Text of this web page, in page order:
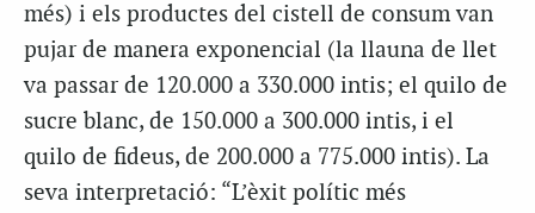
més) i els productes del cistell de consum van
pujar de manera exponencial (la llauna de llet
va passar de 120.000 a 330.000 intis; el quilo de
sucre blanc, de 150.000 a 300.000 intis, i el
quilo de fideus, de 200.000 a 775.000 intis). La
seva interpretació: “L’èxit polític més